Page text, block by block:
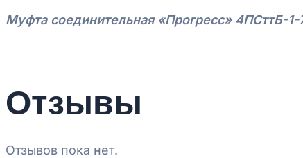
Муфта соединительная «Прогресс» 4ПСттБ-1-
Отзывы
Отзывов пока нет.